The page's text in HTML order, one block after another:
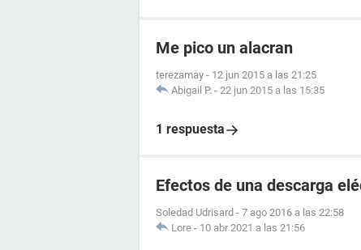
Me pico un alacran
terezamay - 12 jun 2015 a las 21:25
Abigail P. - 22 jun 2015 a las 15:35
1 respuesta
Efectos de una descarga
Soledad Udrisard - 7 ago 2016 a las 22:58
Lore - 10 abr 2021 a las 21:56